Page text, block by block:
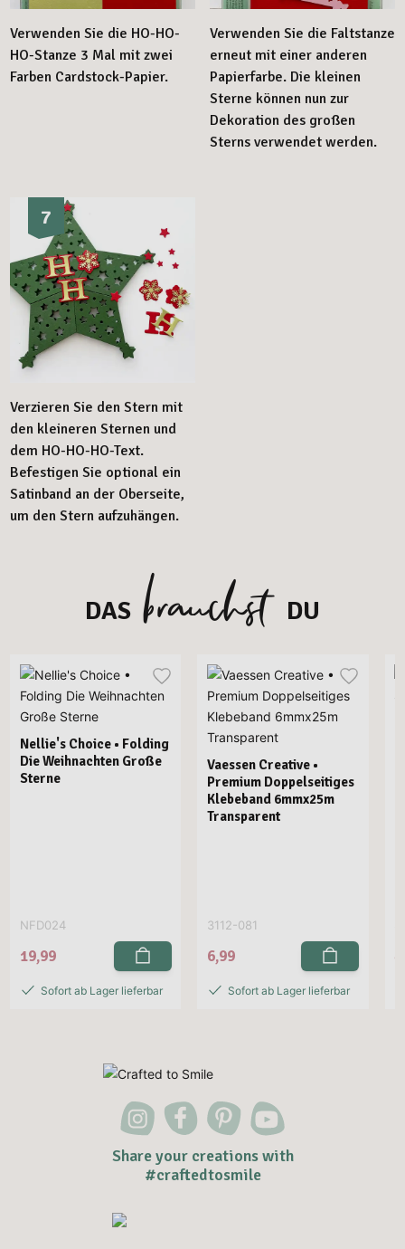
Verwenden Sie die HO-HO-
HO-Stanze 3 Mal mit zwei
Farben Cardstock-Papier.
Verwenden Sie die Faltstanze
erneut mit einer anderen
Papierfarbe. Die kleinen
Sterne können nun zur
Dekoration des großen
Sterns verwendet werden.
7
Verzieren Sie den Stern mit
den kleineren Sternen und
dem HO-HO-HO-Text.
Befestigen Sie optional ein
Satinband an der Oberseite,
um den Stern aufzuhängen.
DAS brauchst DU
Nellie's Choice • Folding
Die Weihnachten Große
Sterne
NFD024
19,99
Sofort ab Lager lieferbar
Vaessen Creative •
Premium Doppelseitiges
Klebeband 6mmx25m
Transparent
3112-081
6,99
Sofort ab Lager lieferbar
Share your creations with
#craftedtosmile